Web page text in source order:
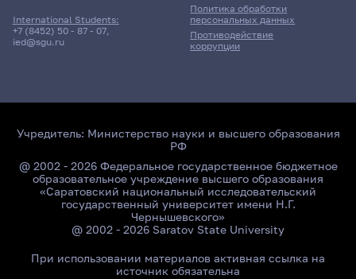
International Students:
+7 (8452) 50 - 87 - 07,
ied@sgu.ru
Политика обработки
персональных данных
Противодействие
коррупции
Учредитель: Министерство науки и высшего образования
РФ
@ 2002 - 2026 Федеральное государственное бюджетное
образовательное учреждение высшего образования
«Саратовский национальный исследовательский
государственный университет имени Н.Г.
Чернышевского»
@ 2002 - 2026 Saratov State University
При использовании материалов активная ссылка на
источник обязательна